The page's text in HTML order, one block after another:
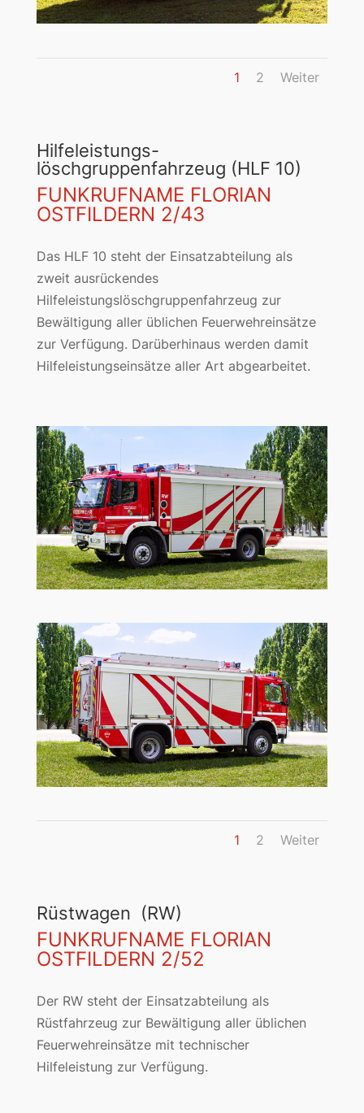
1 2 Weiter
Hilfeleistungs-
löschgruppenfahrzeug (HLF 10)
FUNKRUFNAME FLORIAN
OSTFILDERN 2/43
Das HLF 10 steht der Einsatzabteilung als
zweit ausrückendes
Hilfeleistungslöschgruppenfahrzeug zur
Bewältigung aller üblichen Feuerwehreinsätze
zur Verfügung. Darüberhinaus werden damit
Hilfeleistungseinsätze aller Art abgearbeitet.
1 2 Weiter
Rüstwagen (RW)
FUNKRUFNAME FLORIAN
OSTFILDERN 2/52
Der RW steht der Einsatzabteilung als
Rüstfahrzeug zur Bewältigung aller üblichen
Feuerwehreinsätze mit technischer
Hilfeleistung zur Verfügung.